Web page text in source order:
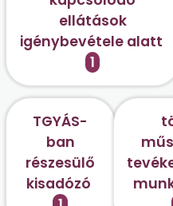
ellátások
igénybevétele alatt
1
TGYÁS-
ban
részesülő
kisadózó